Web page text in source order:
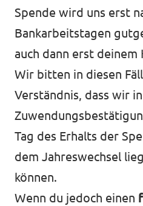
Spende wird uns erst
Bankarbeitstagen
auch dann erst
Wir bitten in diesen
Verständnis, dass wir
Tag des Erhalts der
dem Jahreswechsel
können.
Wenn du jedoch einen